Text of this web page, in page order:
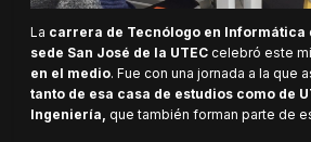
La carrera de Tecnólogo en Informática
sede San José de la UTEC celebró este
en el medio. Fue con una jornada a la que
tanto de esa casa de estudios como de
Ingeniería, que también forman parte de